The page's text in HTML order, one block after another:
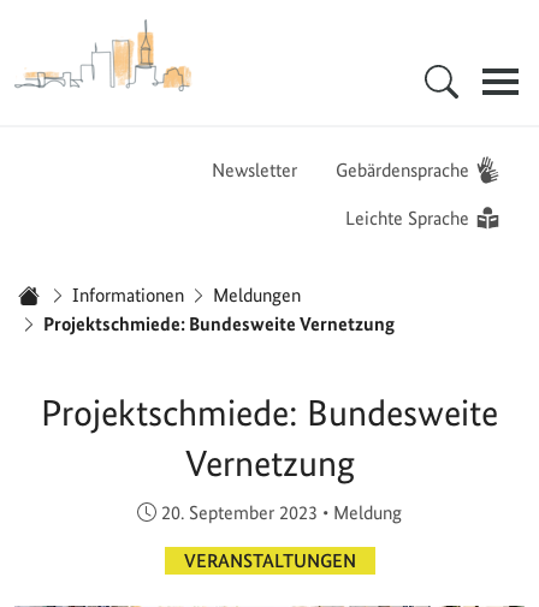
Zur Startseite - BGZ - Bundesamt für Migration und Flüchtlinge
Newsletter Gebärdensprache
Leichte Sprache
Startseite
Informationen
Meldungen
Projektschmiede: Bundesweite Vernetzung
Projektschmiede: Bundesweite
Vernetzung
Veröffentlicht am:
20. September 2023 • Meldung
VERANSTALTUNGEN